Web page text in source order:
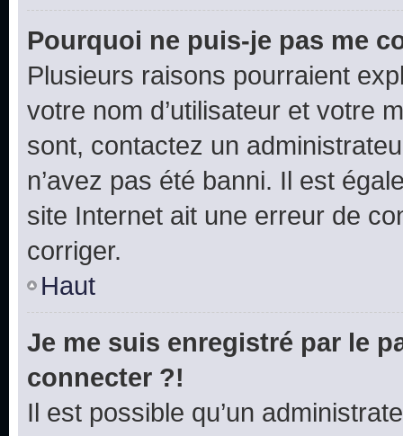
Pourquoi ne puis-je pas me
Plusieurs raisons pourraient
votre nom d’utilisateur et votre
sont, contactez un
n’avez pas été banni. Il est
site Internet ait une erreur de
corriger.
Haut
Je me suis enregistré par le
connecter ?!
Il est possible qu’un